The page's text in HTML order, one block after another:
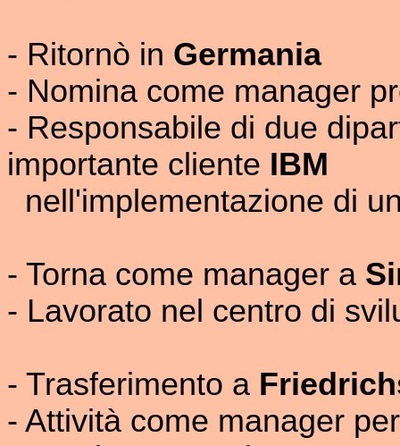
- Ritornò in Germania
- Nomina come manager
- Responsabile di due
importante cliente IBM
nell'implementazione di
- Torna come manager a
- Lavorato nel centro di
- Trasferimento a
- Attività come manager